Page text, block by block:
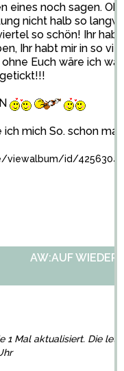
eines noch sagen.
nicht halb so
so schön! Ihr
Ihr habt mir in so
Euch wäre ich
mich So. schon
viewalbum/id/4256304
AW:AUF
1 Mal aktualisiert. Die